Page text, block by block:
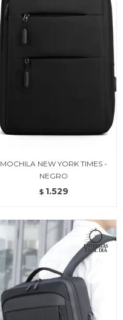
MOCHILA NEW YORK TIMES -
NEGRO
$ 1.529